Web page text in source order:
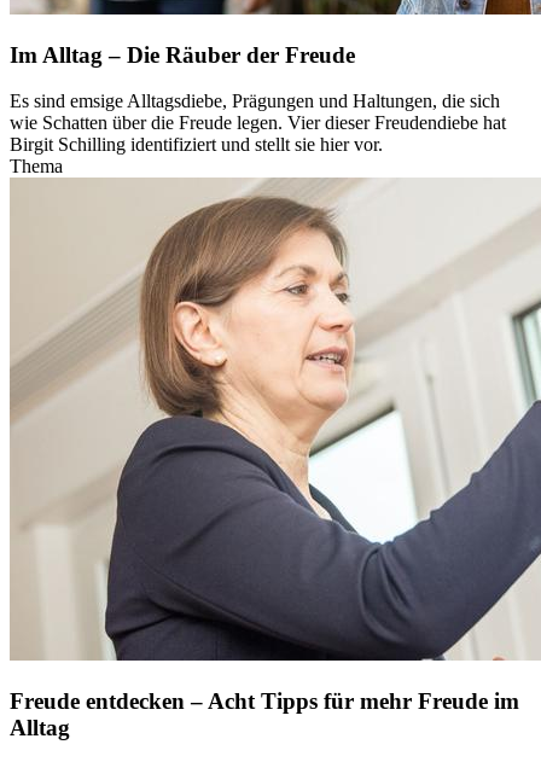
Im Alltag – Die Räuber der Freude
Es sind emsige Alltagsdiebe, Prägungen und Haltungen, die sich
wie Schatten über die Freude legen. Vier dieser Freudendiebe hat
Birgit Schilling identifiziert und stellt sie hier vor.
Thema
Freude entdecken – Acht Tipps für mehr Freude im
Alltag